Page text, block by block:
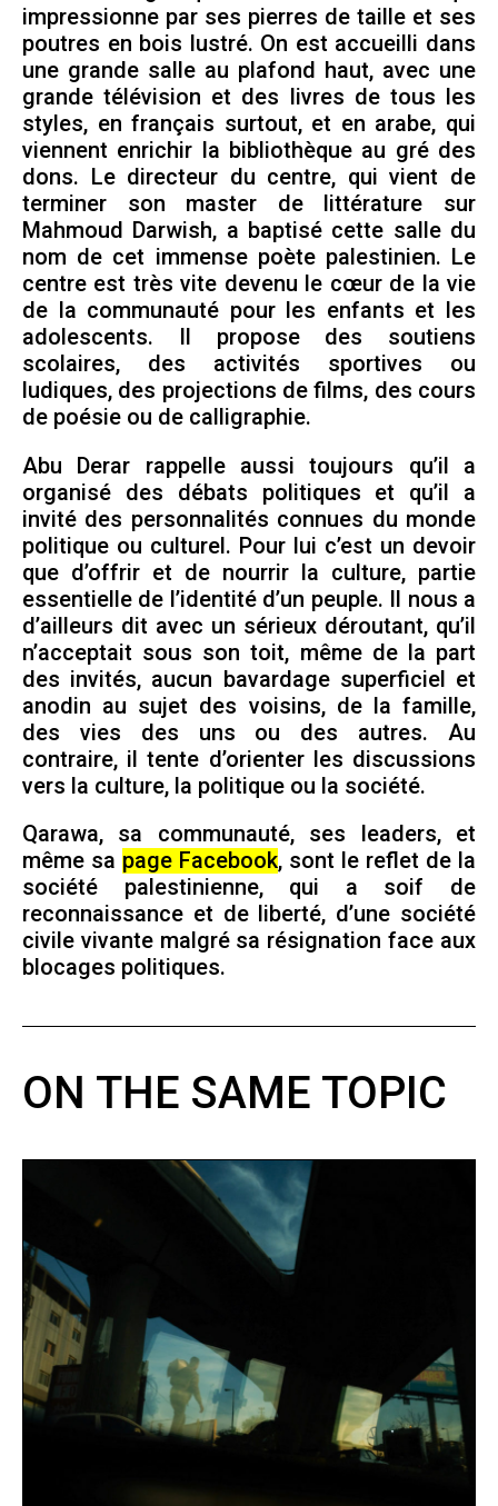
impressionne par ses pierres de taille et ses
poutres en bois lustré. On est accueilli dans
une grande salle au plafond haut, avec une
grande télévision et des livres de tous les
styles, en français surtout, et en arabe, qui
viennent enrichir la bibliothèque au gré des
dons. Le directeur du centre, qui vient de
terminer son master de littérature sur
Mahmoud Darwish, a baptisé cette salle du
nom de cet immense poète palestinien. Le
centre est très vite devenu le cœur de la vie
de la communauté pour les enfants et les
adolescents. Il propose des soutiens
scolaires, des activités sportives ou
ludiques, des projections de films, des cours
de poésie ou de calligraphie.
Abu Derar rappelle aussi toujours qu’il a
organisé des débats politiques et qu’il a
invité des personnalités connues du monde
politique ou culturel. Pour lui c’est un devoir
que d’offrir et de nourrir la culture, partie
essentielle de l’identité d’un peuple. Il nous a
d’ailleurs dit avec un sérieux déroutant, qu’il
n’acceptait sous son toit, même de la part
des invités, aucun bavardage superficiel et
anodin au sujet des voisins, de la famille,
des vies des uns ou des autres. Au
contraire, il tente d’orienter les discussions
vers la culture, la politique ou la société.
Qarawa, sa communauté, ses leaders, et
même sa page Facebook, sont le reflet de la
société palestinienne, qui a soif de
reconnaissance et de liberté, d’une société
civile vivante malgré sa résignation face aux
blocages politiques.
ON THE SAME TOPIC